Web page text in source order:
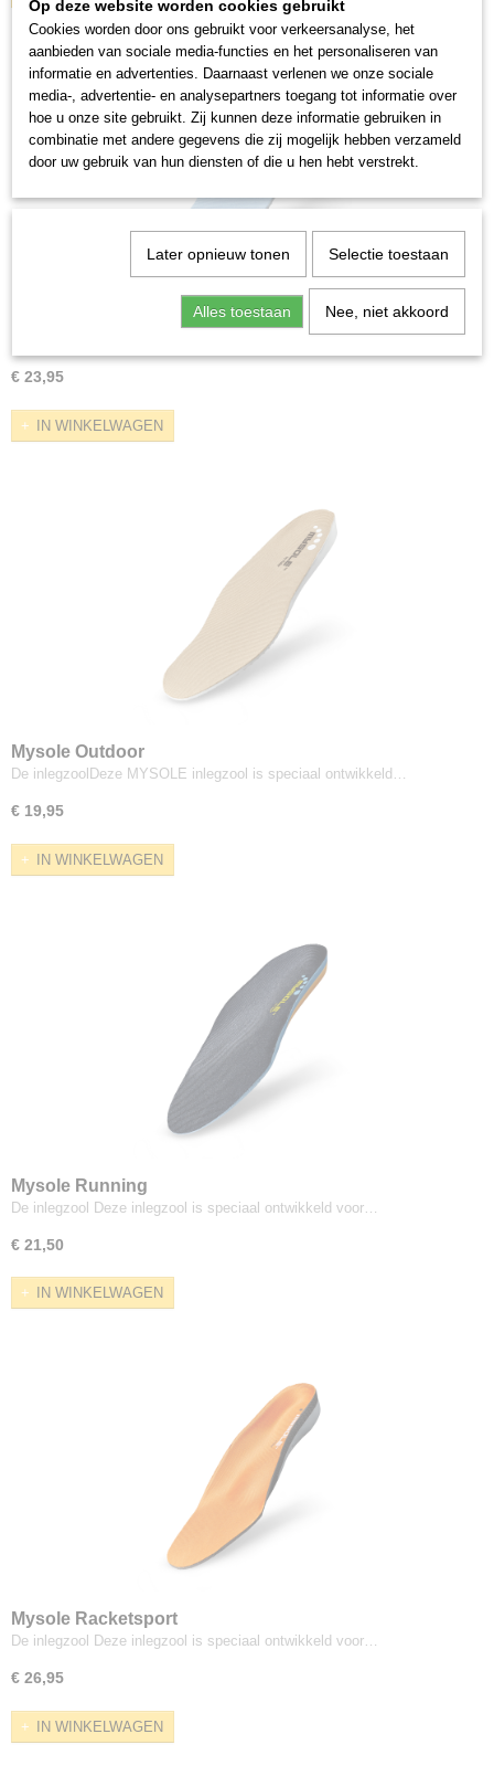
De inlegzool De MYSOLE Multisorb is een inlegzool met een…
€ 23,95
IN WINKELWAGEN
Mysole Outdoor
De inlegzoolDeze MYSOLE inlegzool is speciaal ontwikkeld…
€ 19,95
IN WINKELWAGEN
Mysole Running
De inlegzool Deze inlegzool is speciaal ontwikkeld voor…
€ 21,50
IN WINKELWAGEN
Mysole Racketsport
De inlegzool Deze inlegzool is speciaal ontwikkeld voor…
€ 26,95
IN WINKELWAGEN
Op deze website worden cookies gebruikt
Cookies worden door ons gebruikt voor verkeersanalyse, het
aanbieden van sociale media-functies en het personaliseren van
informatie en advertenties. Daarnaast verlenen we onze sociale
media-, advertentie- en analysepartners toegang tot informatie over
hoe u onze site gebruikt. Zij kunnen deze informatie gebruiken in
combinatie met andere gegevens die zij mogelijk hebben verzameld
door uw gebruik van hun diensten of die u hen hebt verstrekt.
Later opnieuw tonen Selectie toestaan
Alles toestaan Nee, niet akkoord